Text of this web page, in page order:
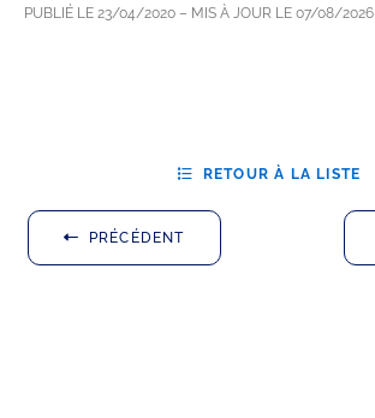
PUBLIÉ LE 23/04/2020 – MIS À JOUR LE 07/08/2026
PRÉCÉDENT
RETOUR À LA LISTE